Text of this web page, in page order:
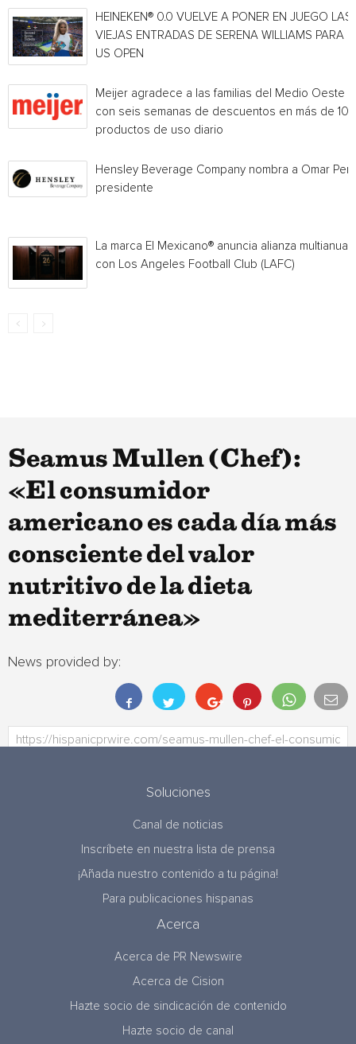
HEINEKEN® 0.0 VUELVE A PONER EN JUEGO LAS
VIEJAS ENTRADAS DE SERENA WILLIAMS PARA
US OPEN
Meijer agradece a las familias del Medio Oeste
con seis semanas de descuentos en más de
productos de uso diario
Hensley Beverage Company nombra a Omar
presidente
La marca El Mexicano® anuncia alianza multianual
con Los Angeles Football Club (LAFC)
Seamus Mullen (Chef):
«El consumidor
americano es cada día más
consciente del valor
nutritivo de la dieta
mediterránea»
News provided by:
Soluciones
Canal de noticias
Inscríbete en nuestra lista de prensa
¡Añada nuestro contenido a tu página!
Para publicaciones hispanas
Acerca
Acerca de PR Newswire
Acerca de Cision
Hazte socio de sindicación de contenido
Hazte socio de canal